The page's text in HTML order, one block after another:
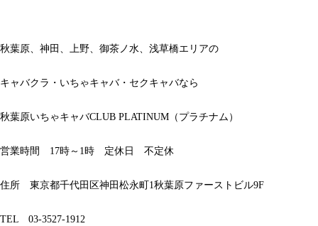
秋葉原、神田、上野、御茶ノ水、浅草橋エリアの
キャバクラ・いちゃキャバ・セクキャバなら
秋葉原いちゃキャバCLUB PLATINUM（プラチナム）
営業時間 17時～1時 定休日 不定休
住所 東京都千代田区神田松永町1秋葉原ファーストビル9F
TEL 03-3527-1912